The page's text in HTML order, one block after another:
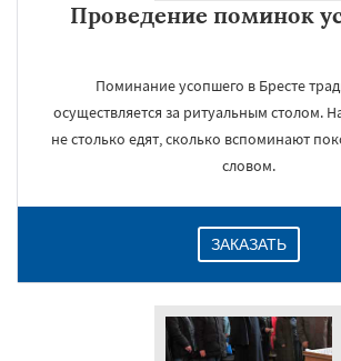
Проведение поминок
Поминание усопшего в Бресте
осуществляется за ритуальным столом.
не столько едят, сколько вспоминают
словом.
ЗАКАЗАТЬ
Даю согласие на обработку